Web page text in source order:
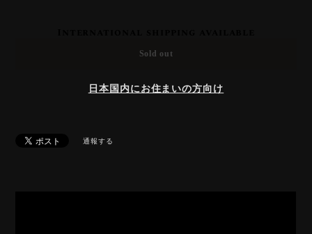
Sold out
日本国内にお住まいの方向け
通報する